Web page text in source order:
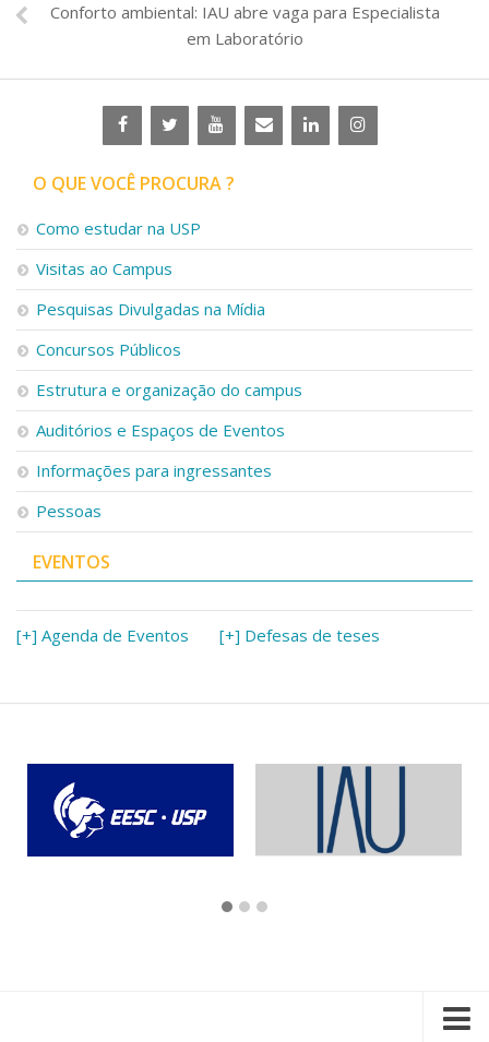
Conforto ambiental: IAU abre vaga para Especialista
em Laboratório
O QUE VOCÊ PROCURA ?
Como estudar na USP
Visitas ao Campus
Pesquisas Divulgadas na Mídia
Concursos Públicos
Estrutura e organização do campus
Auditórios e Espaços de Eventos
Informações para ingressantes
Pessoas
EVENTOS
[+] Agenda de Eventos [+] Defesas de teses